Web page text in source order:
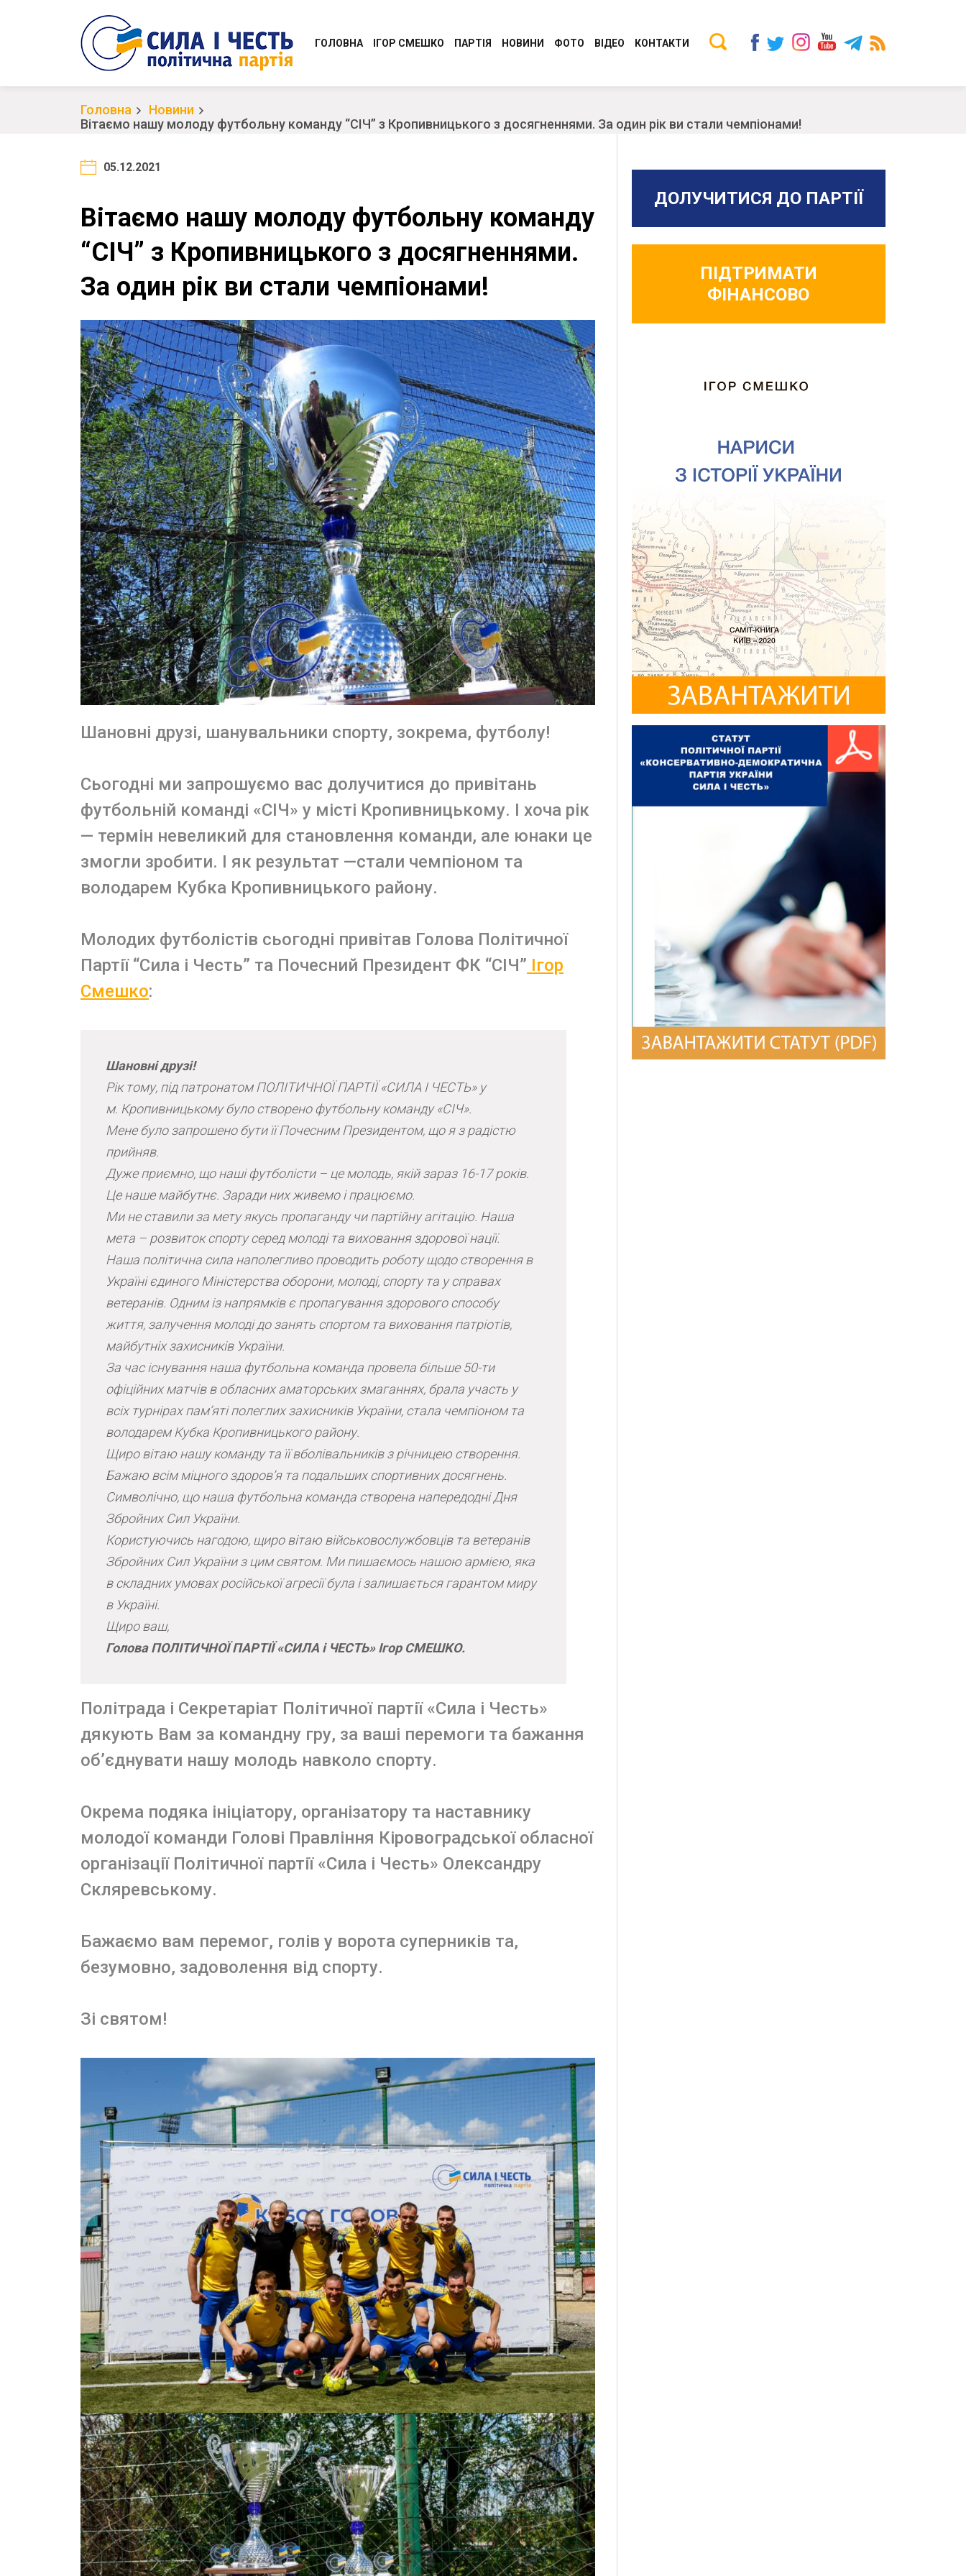
ГОЛОВНА ІГОР СМЕШКО ПАРТІЯ
демократичної партії України “Сила і
Ідеологія
НОВИНИ ФОТО ВІДЕО КОНТАКТИ
Головна
Новини
Вітаємо нашу молоду футбольну команду “СІЧ” з Кропивницького з досягненнями. За один рік ви стали чемпіонами!
05.12.2021
Вітаємо нашу молоду футбольну команду
“СІЧ” з Кропивницького з досягненнями.
За один рік ви стали чемпіонами!
Шановні друзі, шанувальники спорту, зокрема, футболу!
Сьогодні ми запрошуємо вас долучитися до привітань
футбольній команді «СІЧ» у місті Кропивницькому. І хоча рік
— термін невеликий для становлення команди, але юнаки це
змогли зробити. І як результат —стали чемпіоном та
володарем Кубка Кропивницького району.
Молодих футболістів сьогодні привітав Голова Політичної
Партії “Сила і Честь” та Почесний Президент ФК “СІЧ” Ігор
Смешко:
Шановні друзі!
Рік тому, під патронатом ПОЛІТИЧНОЇ ПАРТІЇ «СИЛА І ЧЕСТЬ» у
м. Кропивницькому було створено футбольну команду «СІЧ».
Мене було запрошено бути її Почесним Президентом, що я з радістю
прийняв.
Дуже приємно, що наші футболісти – це молодь, якій зараз 16-17 років.
Це наше майбутнє. Заради них живемо і працюємо.
Ми не ставили за мету якусь пропаганду чи партійну агітацію. Наша
мета – розвиток спорту серед молоді та виховання здорової нації.
Наша політична сила наполегливо проводить роботу щодо створення в
Україні єдиного Міністерства оборони, молоді, спорту та у справах
ветеранів. Одним із напрямків є пропагування здорового способу
життя, залучення молоді до занять спортом та виховання патріотів,
майбутніх захисників України.
За час існування наша футбольна команда провела більше 50-ти
офіційних матчів в обласних аматорських змаганнях, брала участь у
всіх турнірах пам’яті полеглих захисників України, стала чемпіоном та
володарем Кубка Кропивницького району.
Щиро вітаю нашу команду та її вболівальників з річницею створення.
Бажаю всім міцного здоров’я та подальших спортивних досягнень.
Символічно, що наша футбольна команда створена напередодні Дня
Збройних Сил України.
Користуючись нагодою, щиро вітаю військовослужбовців та ветеранів
Збройних Сил України з цим святом. Ми пишаємось нашою армією, яка
в складних умовах російської агресії була і залишається гарантом миру
в Україні.
Щиро ваш,
Голова ПОЛІТИЧНОЇ ПАРТІЇ «СИЛА і ЧЕСТЬ» Ігор СМЕШКО.
Політрада і Секретаріат Політичної партії «Сила і Честь»
дякують Вам за командну гру, за ваші перемоги та бажання
об’єднувати нашу молодь навколо спорту.
Окрема подяка ініціатору, організатору та наставнику
молодої команди Голові Правління Кіровоградської обласної
організації Політичної партії «Сила і Честь» Олександру
Скляревському.
Бажаємо вам перемог, голів у ворота суперників та,
безумовно, задоволення від спорту.
Зі святом!
ДОЛУЧИТИСЯ ДО ПАРТІЇ
ПІДТРИМАТИ
ФІНАНСОВО